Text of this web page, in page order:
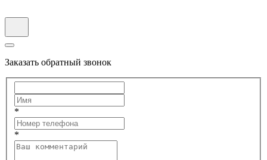
Заказать обратный звонок
*
*